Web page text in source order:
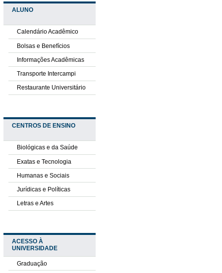
ALUNO
Calendário Acadêmico
Bolsas e Benefícios
Informações Acadêmicas
Transporte Intercampi
Restaurante Universitário
CENTROS DE ENSINO
Biológicas e da Saúde
Exatas e Tecnologia
Humanas e Sociais
Jurídicas e Políticas
Letras e Artes
ACESSO À
UNIVERSIDADE
Graduação